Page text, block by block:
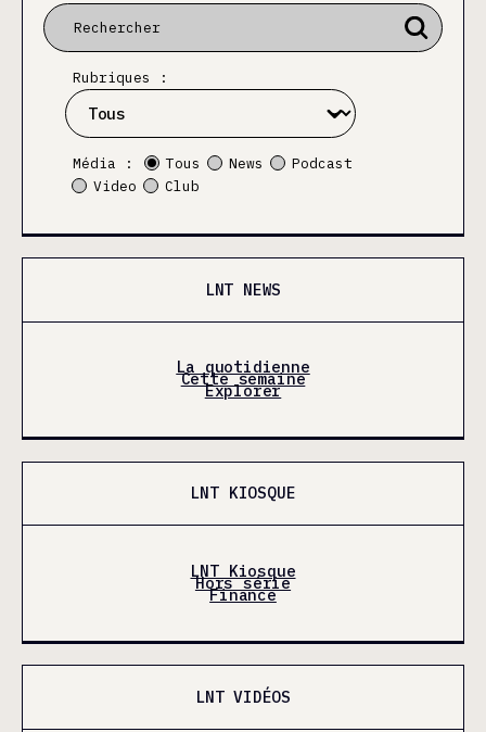
Rubriques :
Média : Tous News
Podcast
Video
Club
LNT NEWS
La quotidienne
Cette semaine
Explorer
LNT KIOSQUE
LNT Kiosque
Hors série
Finance
LNT VIDÉOS